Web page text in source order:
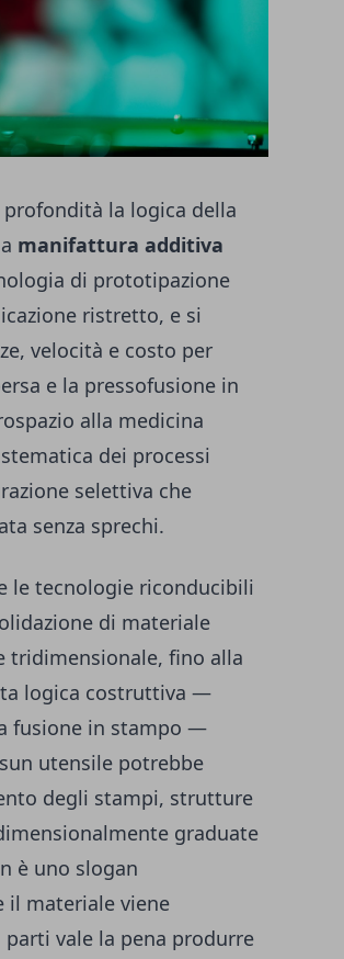
la logica della
manifattura additiva
di prototipazione
ristretto, e si
velocità e costo per
e la pressofusione in
alla medicina
dei processi
selettiva che
senza sprechi.
le tecnologie riconducibili
di materiale
tridimensionale, fino alla
logica costruttiva —
fusione in stampo —
utensile potrebbe
degli stampi, strutture
graduate
è uno slogan
il materiale viene
vale la pena produrre